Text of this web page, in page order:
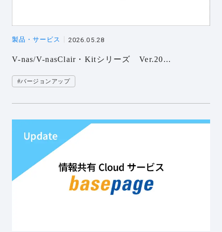
製品・サービス 2026.05.28
V-nas/V-nasClair・Kitシリーズ Ver.20...
#バージョンアップ